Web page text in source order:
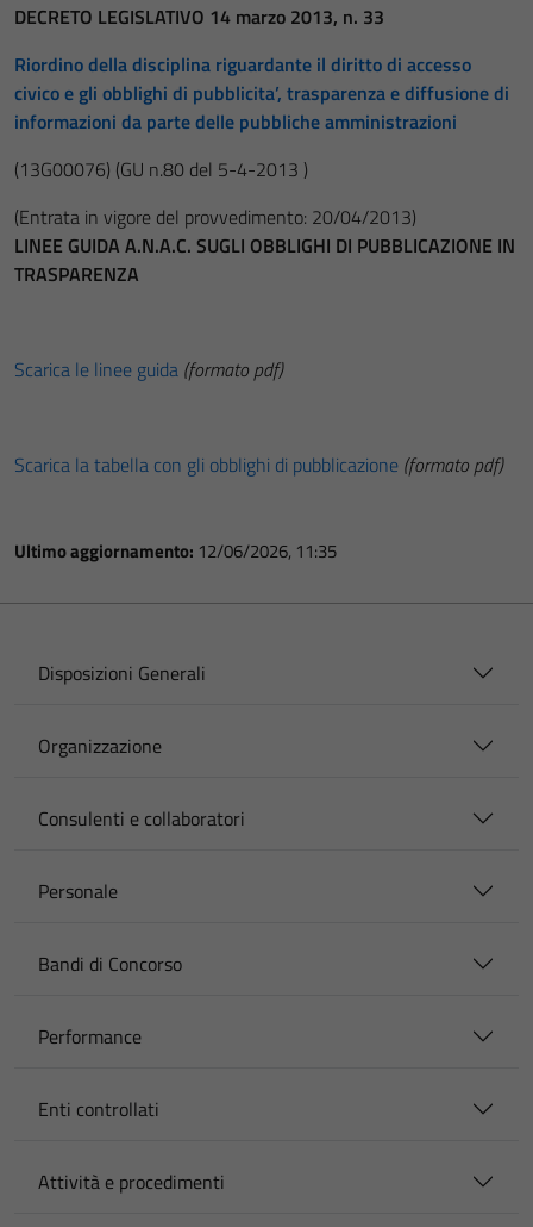
DECRETO LEGISLATIVO 14 marzo 2013, n. 33
Riordino della disciplina riguardante il diritto di accesso
civico e gli obblighi di pubblicita’, trasparenza e diffusione di
informazioni da parte delle pubbliche amministrazioni
(13G00076) (GU n.80 del 5-4-2013 )
(Entrata in vigore del provvedimento: 20/04/2013)
LINEE GUIDA A.N.A.C. SUGLI OBBLIGHI DI PUBBLICAZIONE IN
TRASPARENZA
Scarica le linee guida (formato pdf)
Scarica la tabella con gli obblighi di pubblicazione (formato pdf)
Ultimo aggiornamento: 12/06/2026, 11:35
Disposizioni Generali
Organizzazione
Consulenti e collaboratori
Personale
Bandi di Concorso
Performance
Enti controllati
Attività e procedimenti